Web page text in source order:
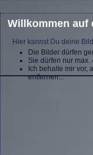
Willkommen auf
Hier kannst Du deine
Die Bilder dürfen
Sie dürfen nur max.
Ich behalte mir vor,
entfernen...